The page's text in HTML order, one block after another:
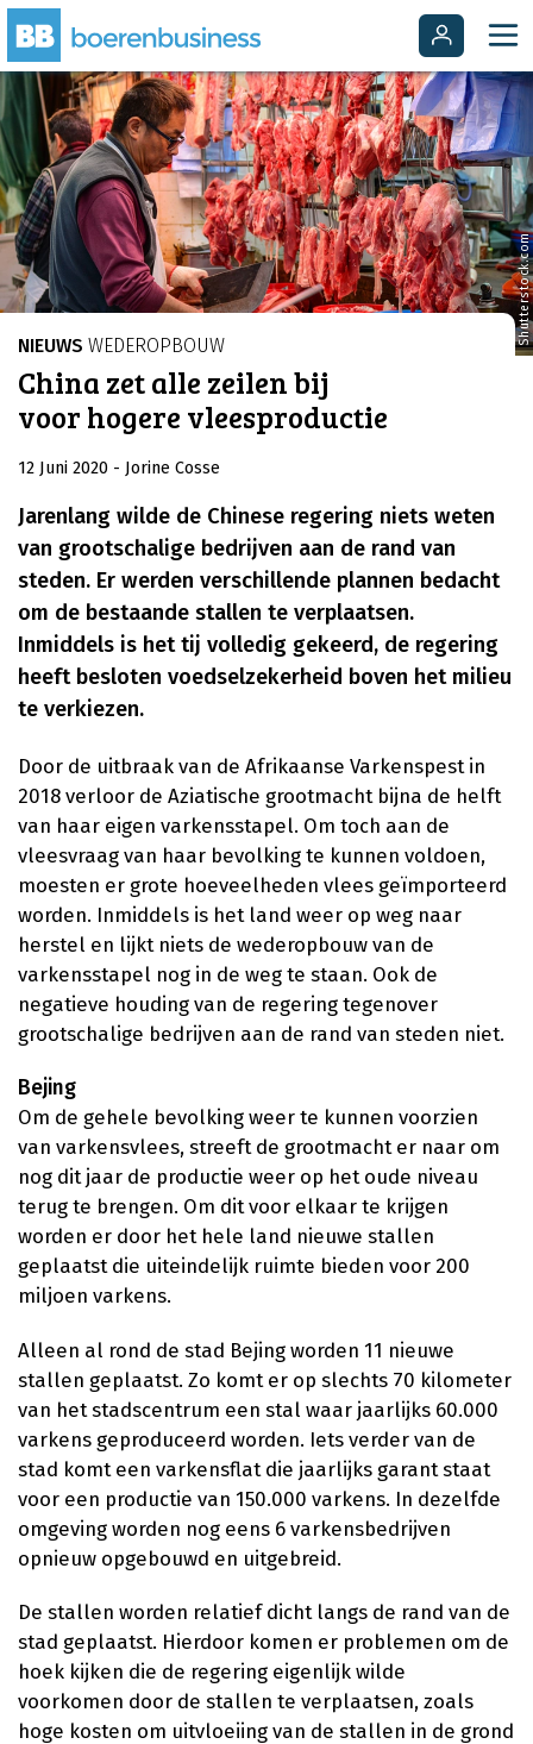
Shutterstock.com
NIEUWS WEDEROPBOUW
China zet alle zeilen bij
voor hogere vleesproductie
12 Juni 2020 - Jorine Cosse
Jarenlang wilde de Chinese regering niets weten
van grootschalige bedrijven aan de rand van
steden. Er werden verschillende plannen bedacht
om de bestaande stallen te verplaatsen.
Inmiddels is het tij volledig gekeerd, de regering
heeft besloten voedselzekerheid boven het milieu
te verkiezen.
Door de uitbraak van de Afrikaanse Varkenspest in
2018 verloor de Aziatische grootmacht bijna de helft
van haar eigen varkensstapel. Om toch aan de
vleesvraag van haar bevolking te kunnen voldoen,
moesten er grote hoeveelheden vlees geïmporteerd
worden. Inmiddels is het land weer op weg naar
herstel en lijkt niets de wederopbouw van de
varkensstapel nog in de weg te staan. Ook de
negatieve houding van de regering tegenover
grootschalige bedrijven aan de rand van steden niet.
Bejing
Om de gehele bevolking weer te kunnen voorzien
van varkensvlees, streeft de grootmacht er naar om
nog dit jaar de productie weer op het oude niveau
terug te brengen. Om dit voor elkaar te krijgen
worden er door het hele land nieuwe stallen
geplaatst die uiteindelijk ruimte bieden voor 200
miljoen varkens.
Alleen al rond de stad Bejing worden 11 nieuwe
stallen geplaatst. Zo komt er op slechts 70 kilometer
van het stadscentrum een stal waar jaarlijks 60.000
varkens geproduceerd worden. Iets verder van de
stad komt een varkensflat die jaarlijks garant staat
voor een productie van 150.000 varkens. In dezelfde
omgeving worden nog eens 6 varkensbedrijven
opnieuw opgebouwd en uitgebreid.
De stallen worden relatief dicht langs de rand van de
stad geplaatst. Hierdoor komen er problemen om de
hoek kijken die de regering eigenlijk wilde
voorkomen door de stallen te verplaatsen, zoals
hoge kosten om uitvloeiing van de stallen in de grond